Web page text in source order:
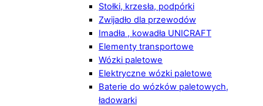
Stołki, krzesła, podpórki
Zwijadło dla przewodów
Imadła , kowadła UNICRAFT
Elementy transportowe
Wózki paletowe
Elektryczne wózki paletowe
Baterie do wózków paletowych,
ładowarki